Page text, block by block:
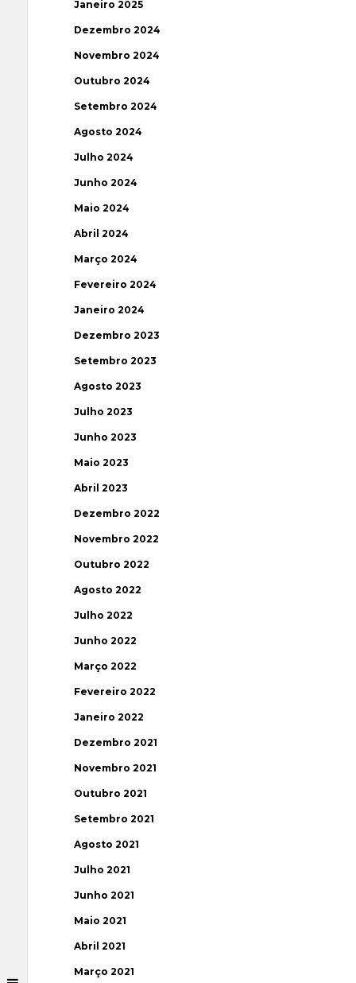
Janeiro 2025
Dezembro 2024
Novembro 2024
Outubro 2024
Setembro 2024
Agosto 2024
Julho 2024
Junho 2024
Maio 2024
Abril 2024
Março 2024
Fevereiro 2024
Janeiro 2024
Dezembro 2023
Setembro 2023
Agosto 2023
Julho 2023
Junho 2023
Maio 2023
Abril 2023
Dezembro 2022
Novembro 2022
Outubro 2022
Agosto 2022
Julho 2022
Junho 2022
Março 2022
Fevereiro 2022
Janeiro 2022
Dezembro 2021
Novembro 2021
Outubro 2021
Setembro 2021
Agosto 2021
Julho 2021
Junho 2021
Maio 2021
Abril 2021
Março 2021